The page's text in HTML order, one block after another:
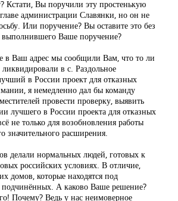
Кстати, Вы поручили эту простенькую
администрации Славянки, но он не
Или поручение? Вы оставите это без
выполнившего Ваше поручение?
в Ваш адрес мы сообщили Вам, что то ли
в с. Раздольное
в России проект для отказных
я немедленно дал бы команду
провести проверку, выявить
лучшего в России проекта для отказных
не только для возобновления работы
значительного расширения.
делали нормальных людей, готовых к
российских условиях. В отличие,
домов, которые находятся под
А каково Ваше решение?
Почему? Ведь у нас неимоверное